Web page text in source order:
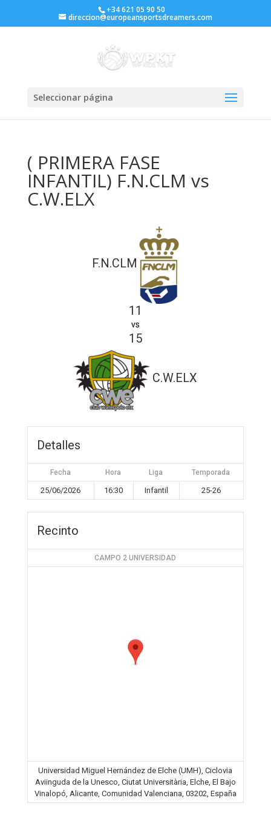
+34 621 05 90 50
direccion@europeansportsdreamers.com
Seleccionar página
( PRIMERA FASE
INFANTIL) F.N.CLM vs
C.W.ELX
F.N.CLM
11
vs
15
C.W.ELX
Detalles
Fecha Hora Liga Temporada
25/06/2026 16:30 Infantil 25-26
Recinto
CAMPO 2 UNIVERSIDAD
Universidad Miguel Hernández de Elche (UMH), Ciclovia
Aviinguda de la Unesco, Ciutat Universitària, Elche, El Bajo
Vinalopó, Alicante, Comunidad Valenciana, 03202, España